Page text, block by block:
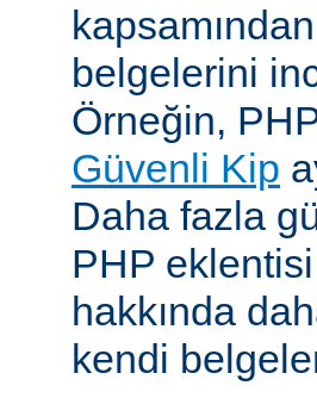
belgelerini
Örneğin,
Güvenli Kip
Daha fazla
PHP
hakkında
kendi